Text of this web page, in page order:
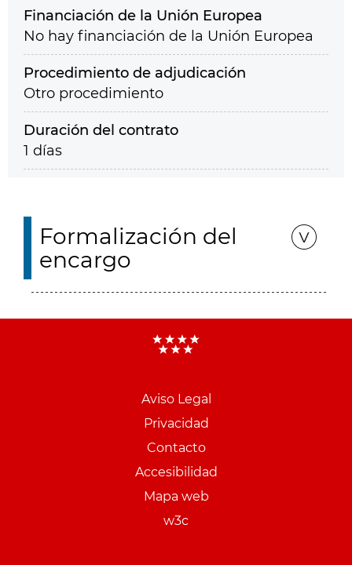
Financiación de la Unión Europea
No hay financiación de la Unión Europea
Procedimiento de adjudicación
Otro procedimiento
Duración del contrato
1 días
Formalización del
encargo
Aviso Legal
Privacidad
Contacto
Accesibilidad
Mapa web
w3c